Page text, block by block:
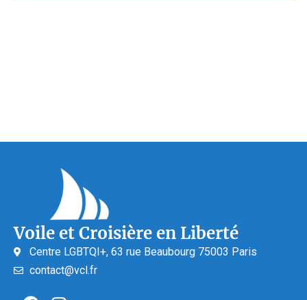
Voile et Croisière en Liberté
Centre LGBTQI+, 63 rue Beaubourg 75003 Paris
contact@vcl.fr